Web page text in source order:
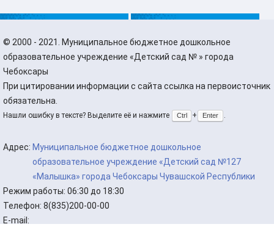
© 2000 - 2021. Муниципальное бюджетное дошкольное
образовательное учреждение «Детский сад № » города
Чебоксары
При цитировании информации с сайта ссылка на первоисточник
обязательна.
Нашли ошибку в тексте? Выделите её и нажмите Ctrl + Enter .
Адрес: Муниципальное бюджетное дошкольное
образовательное учреждение «Детский сад №127
«Малышка» города Чебоксары Чувашской Республики
Режим работы: 06:30 до 18:30
Телефон: 8(835)200-00-00
E-mail: